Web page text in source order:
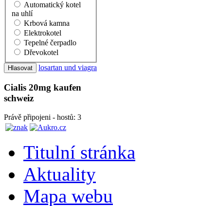
Automatický kotel
na uhlí
Krbová kamna
Elektrokotel
Tepelné čerpadlo
Dřevokotel
losartan und viagra
Cialis 20mg kaufen
schweiz
Právě připojeni - hostů: 3
Titulní stránka
Aktuality
Mapa webu